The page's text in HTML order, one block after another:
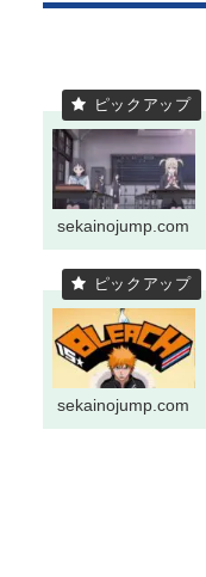
sekainojump.com
sekainojump.com